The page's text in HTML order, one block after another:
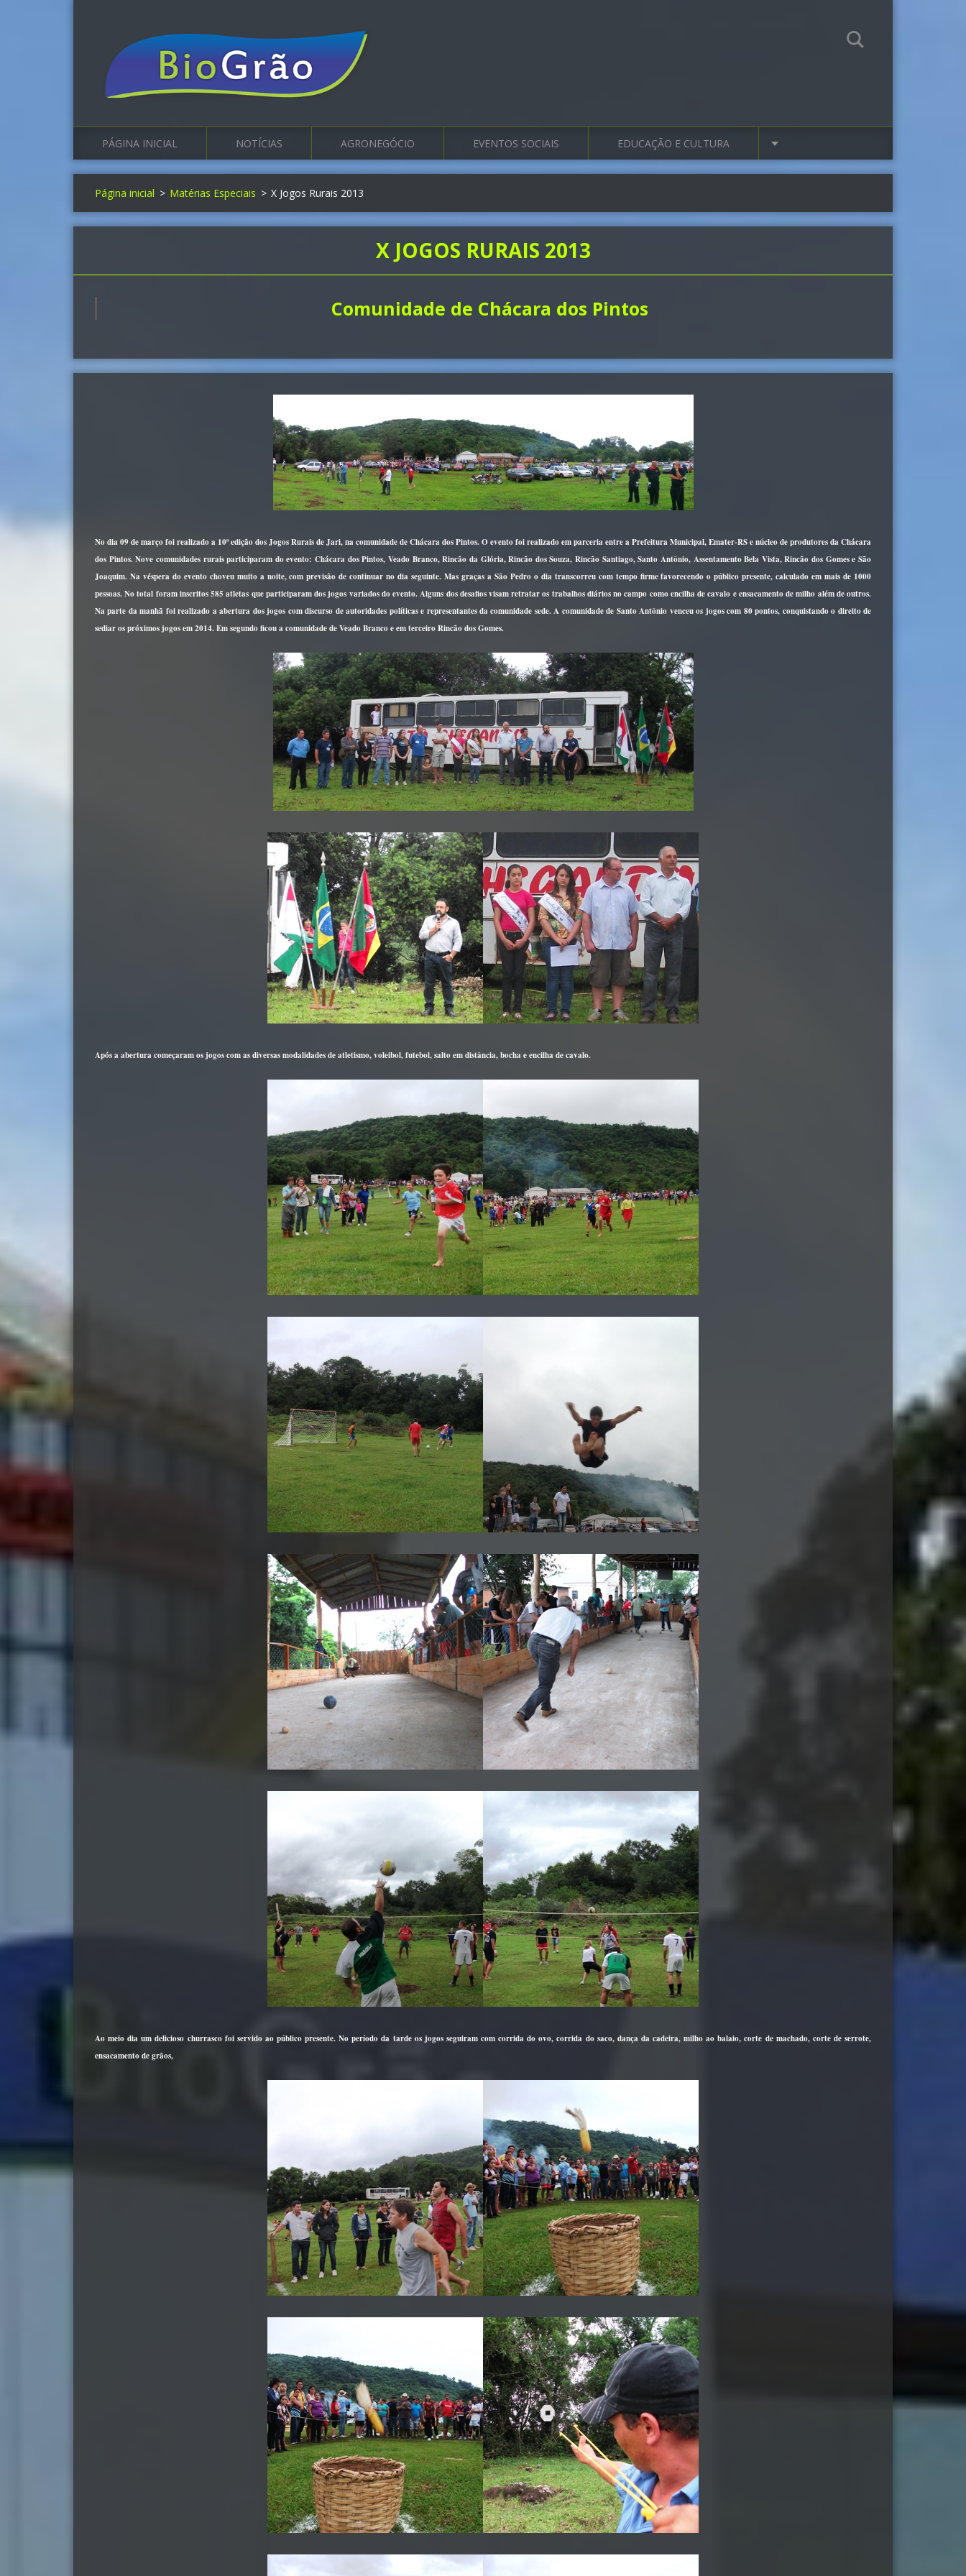
PÁGINA INICIAL NOTÍCIAS AGRONEGÓCIO EVENTOS SOCIAIS EDUCAÇÃO E CULTURA
Página inicial > Matérias Especiais > X Jogos Rurais 2013
X JOGOS RURAIS 2013
Comunidade de Chácara dos Pintos
No dia 09 de março foi realizado a 10ª edição dos Jogos Rurais de Jari, na comunidade de Chácara dos Pintos. O evento foi realizado em parceria entre a Prefeitura Municipal, Emater-RS e núcleo de produtores da Chácara
dos Pintos. Nove comunidades rurais participaram do evento: Chácara dos Pintos, Veado Branco, Rincão da Glória, Rincão dos Souza, Rincão Santiago, Santo Antônio, Assentamento Bela Vista, Rincão dos Gomes e São
Joaquim. Na véspera do evento choveu muito a noite, com previsão de continuar no dia seguinte. Mas graças a São Pedro o dia transcorreu com tempo firme favorecendo o público presente, calculado em mais de 1000
pessoas. No total foram inscritos 585 atletas que participaram dos jogos variados do evento. Alguns dos desafios visam retratar os trabalhos diários no campo como encilha de cavalo e ensacamento de milho além de outros.
Na parte da manhã foi realizado a abertura dos jogos com discurso de autoridades políticas e representantes da comunidade sede. A comunidade de Santo Antônio venceu os jogos com 80 pontos, conquistando o direito de
sediar os próximos jogos em 2014. Em segundo ficou a comunidade de Veado Branco e em terceiro Rincão dos Gomes.
Após a abertura começaram os jogos com as diversas modalidades de atletismo, voleibol, futebol, salto em distância, bocha e encilha de cavalo.
Ao meio dia um delicioso churrasco foi servido ao público presente. No período da tarde os jogos seguiram com corrida do ovo, corrida do saco, dança da cadeira, milho ao balaio, corte de machado, corte de serrote,
ensacamento de grãos,